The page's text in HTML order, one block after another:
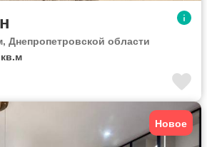
Днепропетровской области
Новое